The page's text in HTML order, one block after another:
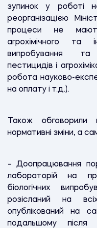
зупинок у роботі
реорганізацією
процеси не
агрохімічного та
випробування
пестицидів і
робота науково-
на оплату і т.д.).
Також обговорили
нормативні зміни, а
– Доопрацювання
лабораторій на
біологічних
розісланий на
опублікований на
подальшому після